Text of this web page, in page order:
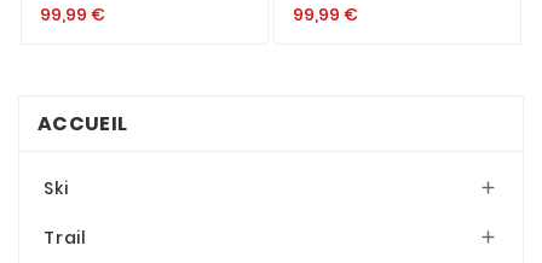
99,99 € 99,99 €
ACCUEIL
Ski 
Trail 